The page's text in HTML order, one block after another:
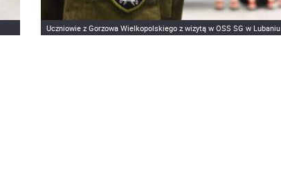
Uczniowie z Gorzowa Wielkopolskiego z wizytą w OSS SG w Lubaniu